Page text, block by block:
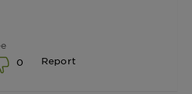
0 Report